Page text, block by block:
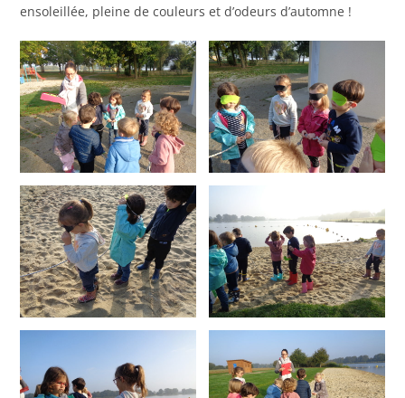
ensoleillée, pleine de couleurs et d’odeurs d’automne !